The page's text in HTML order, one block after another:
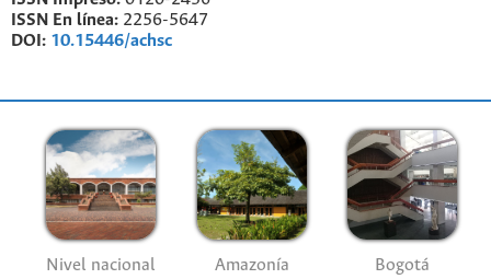
ISSN En línea: 2256-5647
DOI: 10.15446/achsc
Nivel nacional Amazonía Bogotá